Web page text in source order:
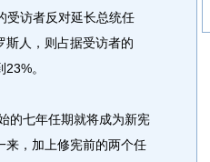
访者反对延长总统任
斯人，则占据受访者的
。
七年任期就将成为新宪
来，加上修宪前的两个任